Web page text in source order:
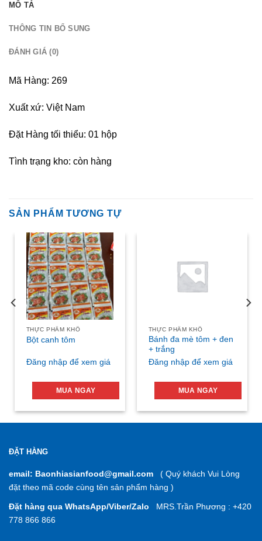
MÔ TẢ
THÔNG TIN BỔ SUNG
ĐÁNH GIÁ (0)
Mã Hàng: 269
Xuất xứ: Việt Nam
Đặt Hàng tối thiểu: 01 hộp
Tình trạng kho: còn hàng
SẢN PHẨM TƯƠNG TỰ
THỰC PHẨM KHÔ
Bột canh tôm
Đăng nhập để xem giá
MUA NGAY
THỰC PHẨM KHÔ
Bánh đa mè tôm + đen
+ trắng
Đăng nhập để xem giá
MUA NGAY
ĐẶT HÀNG
email: Baonhiasianfood@gmail.com ( Quý khách Vui Lòng
đặt theo mã code cùng tên sản phẩm hàng )
Đặt hàng qua WhatsApp/Viber/Zalo MRS.Trần Phương : +420
778 866 866